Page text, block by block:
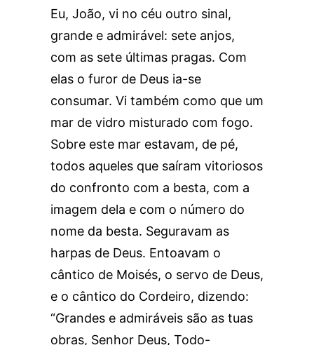
Eu, João, vi no céu outro sinal,
grande e admirável: sete anjos,
com as sete últimas pragas. Com
elas o furor de Deus ia-se
consumar. Vi também como que um
mar de vidro misturado com fogo.
Sobre este mar estavam, de pé,
todos aqueles que saíram vitoriosos
do confronto com a besta, com a
imagem dela e com o número do
nome da besta. Seguravam as
harpas de Deus. Entoavam o
cântico de Moisés, o servo de Deus,
e o cântico do Cordeiro, dizendo:
“Grandes e admiráveis são as tuas
obras, Senhor Deus, Todo-